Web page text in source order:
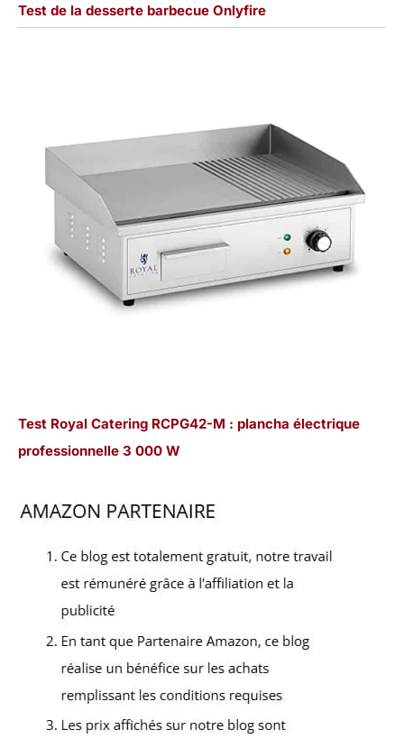
Test de la desserte barbecue Onlyfire
Test Royal Catering RCPG42-M : plancha électrique
professionnelle 3 000 W